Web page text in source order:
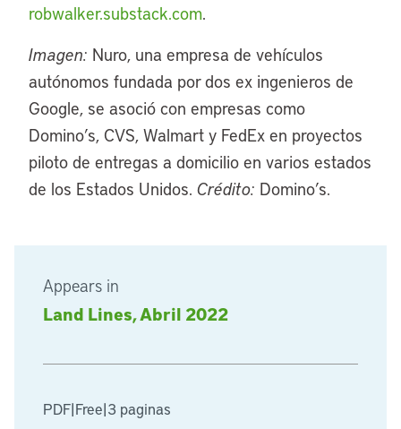
Appears in
Land Lines, Abril 2022
PDF|Free|3 paginas
robwalker.substack.com.
Imagen: Nuro, una empresa de vehículos
autónomos fundada por dos ex ingenieros de
Google, se asoció con empresas como
Domino’s, CVS, Walmart y FedEx en proyectos
piloto de entregas a domicilio en varios estados
de los Estados Unidos. Crédito: Domino’s.